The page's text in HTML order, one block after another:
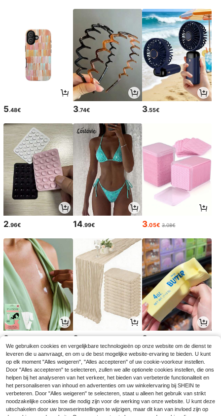
5.48€ 3.74€ 3.55€
2.96€ 14.99€ 3.05€ 3.08€
3 3 3
We gebruiken cookies en vergelijkbare technologieën op onze website om de dienst te
leveren die u aanvraagt, en om u de best mogelijke website-ervaring te bieden. U kunt
op elk moment "Alles weigeren", "Alles accepteren" of uw cookie-voorkeur instellen.
Door "Alles accepteren" te selecteren, zullen we alle optionele cookies instellen, die ons
helpen bij het analyseren van het verkeer, het bieden van verbeterde functionaliteit en
het personaliseren van inhoud en advertenties om uw winkelervaring bij SHEIN te
verbeteren. Door "Alles weigeren" te selecteren, staat u alleen het gebruik van strikt
noodzakelijke cookies toe die nodig zijn voor de werking van onze website. U kunt deze
uitschakelen door uw browserinstellingen te wijzigen, maar dit kan van invloed zijn op